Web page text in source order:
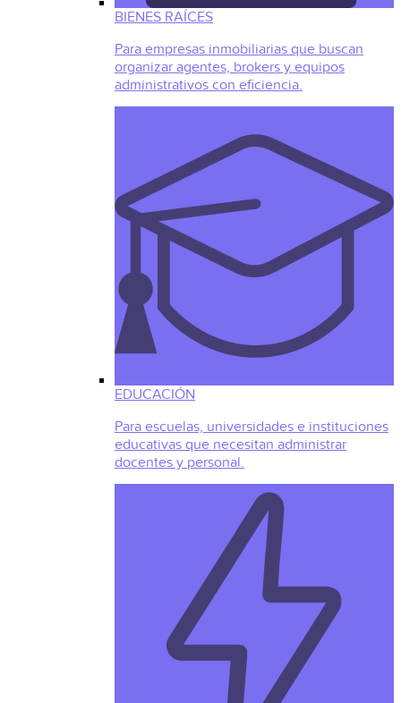
BIENES RAÍCES
Para empresas inmobiliarias que buscan
organizar agentes, brokers y equipos
administrativos con eficiencia.
EDUCACIÓN
Para escuelas, universidades e instituciones
educativas que necesitan administrar
docentes y personal.